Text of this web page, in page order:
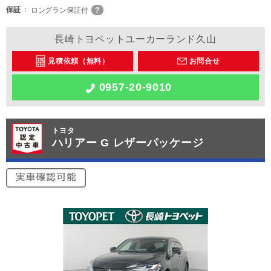
保証
ロングラン保証付
長崎トヨペットユーカーランド久山
見積依頼（無料） お問合せ
0957-20-9010
トヨタ
ハリアー G レザーパッケージ